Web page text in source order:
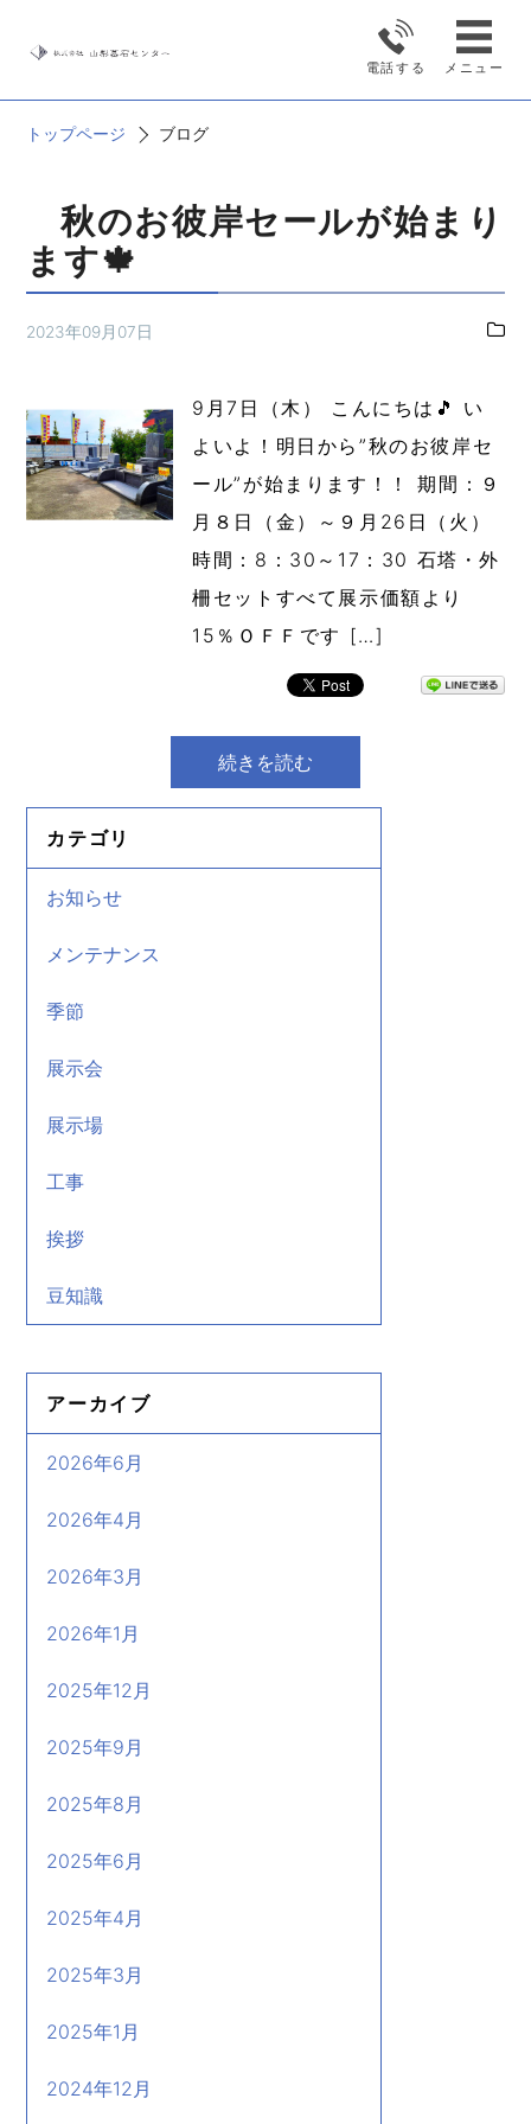
電話する メニュー
トップページ ブログ
秋のお彼岸セールが始まり
ます🍁
2023年09月07日
9月7日（木） こんにちは🎵 い
よいよ！明日から”秋のお彼岸セ
ール”が始まります！！ 期間：９
月８日（金）～９月26日（火）
時間：8：30～17：30 石塔・外
柵セットすべて展示価額より
15％ＯＦＦです […]
続きを読む
カテゴリ
お知らせ
メンテナンス
季節
展示会
展示場
工事
挨拶
豆知識
アーカイブ
2026年6月
2026年4月
2026年3月
2026年1月
2025年12月
2025年9月
2025年8月
2025年6月
2025年4月
2025年3月
2025年1月
2024年12月